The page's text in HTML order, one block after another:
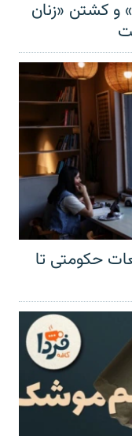
و کشتن «زنان
حکومتی تا